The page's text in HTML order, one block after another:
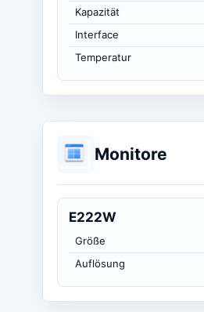
Kapazität
Interface
Temperatur
Monitore
E222W
Größe
Auflösung